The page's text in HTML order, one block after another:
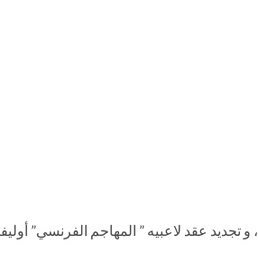
أعلن فريق تشيلسي الإنجليزي تجديد عقد مدربه الألماني ” توماس توخيل ” لمدة 3 مواسم حتى العام 2024 ،